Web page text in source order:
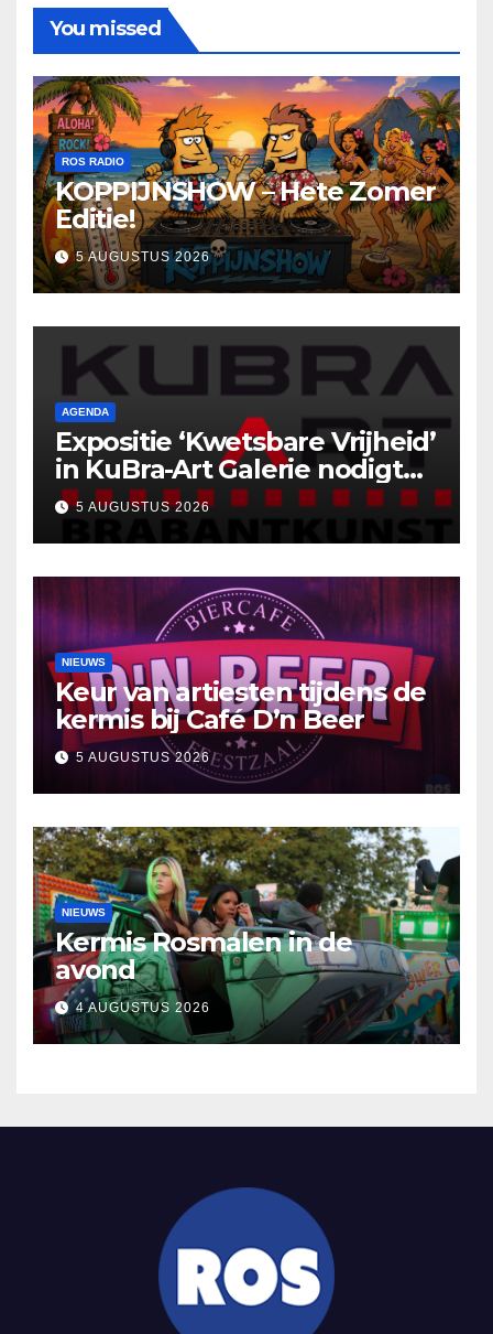
You missed
ROS RADIO
KOPPIJNSHOW – Hete Zomer
Editie!
5 AUGUSTUS 2026
AGENDA
Expositie ‘Kwetsbare Vrijheid’
in KuBra-Art Galerie nodigt
uit tot ontmoeting en
reflectie
5 AUGUSTUS 2026
NIEUWS
Keur van artiesten tijdens de
kermis bij Café D’n Beer
5 AUGUSTUS 2026
NIEUWS
Kermis Rosmalen in de
avond
4 AUGUSTUS 2026